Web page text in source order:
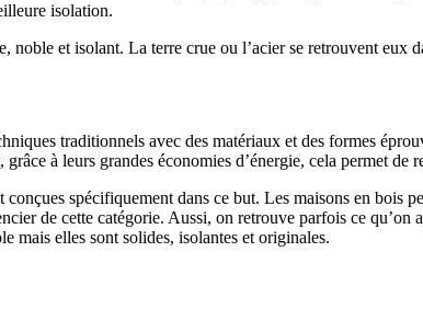
isolation.
et isolant. La terre crue ou l’acier se retrouvent eux
traditionnels avec des matériaux et des formes
à leurs grandes économies d’énergie, cela permet de
spécifiquement dans ce but. Les maisons en bois
de cette catégorie. Aussi, on retrouve parfois ce qu’on
mais elles sont solides, isolantes et originales.